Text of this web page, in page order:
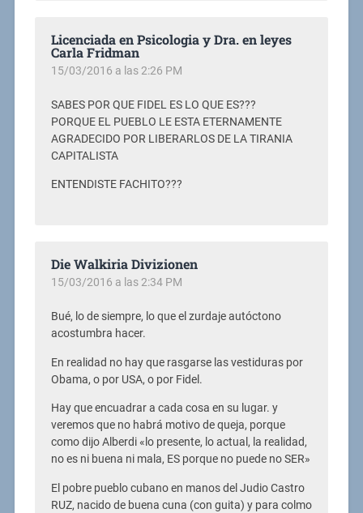
Licenciada en Psicologia y Dra. en leyes
Carla Fridman
15/03/2016 a las 2:26 PM
SABES POR QUE FIDEL ES LO QUE ES???
PORQUE EL PUEBLO LE ESTA ETERNAMENTE
AGRADECIDO POR LIBERARLOS DE LA TIRANIA
CAPITALISTA
ENTENDISTE FACHITO???
Die Walkiria Divizionen
15/03/2016 a las 2:34 PM
Bué, lo de siempre, lo que el zurdaje autóctono
acostumbra hacer.
En realidad no hay que rasgarse las vestiduras por
Obama, o por USA, o por Fidel.
Hay que encuadrar a cada cosa en su lugar. y
veremos que no habrá motivo de queja, porque
como dijo Alberdi «lo presente, lo actual, la realidad,
no es ni buena ni mala, ES porque no puede no SER»
El pobre pueblo cubano en manos del Judio Castro
RUZ, nacido de buena cuna (con guita) y para colmo